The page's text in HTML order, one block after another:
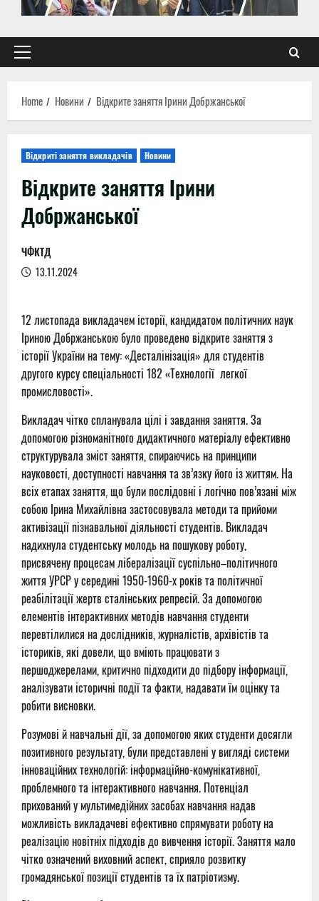
Primary
Home
Новини Відкрите заняття Ірини Добржанської
Відкриті заняття викладачів Новини
Відкрите заняття Ірини
Добржанської
ЧФКТД
13.11.2024
12 листопада викладачем історії, кандидатом політичних наук
Іриною Добржанською було проведено відкрите заняття з
історії України на тему: «Десталінізація» для студентів
другого курсу спеціальності 182 «Технології легкої
промисловості».
Викладач чітко спланувала цілі і завдання заняття. За
допомогою різноманітного дидактичного матеріалу ефективно
структурувала зміст заняття, спираючись на принципи
науковості, доступності навчання та зв’язку його із життям. На
всіх етапах заняття, що були послідовні і логічно пов’язані між
собою Ірина Михайлівна застосовувала методи та прийоми
активізації пізнавальної діяльності студентів. Викладач
надихнула студентську молодь на пошукову роботу,
присвячену процесам лібералізації суспільно–політичного
життя УРСР у середині 1950-1960-х років та політичної
реабілітації жертв сталінських репресій. За допомогою
елементів інтерактивних методів навчання студенти
перевтілилися на дослідників, журналістів, архівістів та
істориків, які довели, що вміють працювати з
першоджерелами, критично підходити до підбору інформації,
аналізувати історичні події та факти, надавати їм оцінку та
робити висновки.
Розумові й навчальні дії, за допомогою яких студенти досягли
позитивного результату, були представлені у вигляді системи
інноваційних технологій: інформаційно-комунікативної,
проблемного та інтерактивного навчання. Потенціал
прихований у мультимедійних засобах навчання надав
можливість викладачеві ефективно спрямувати роботу на
реалізацію новітніх підходів до вивчення історії. Заняття мало
чітко означений виховний аспект, сприяло розвитку
громадянської позиції студентів та їх патріотизму.